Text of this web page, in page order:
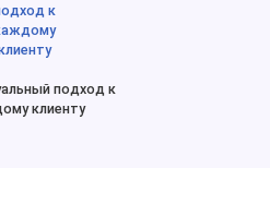
подход к
клиенту